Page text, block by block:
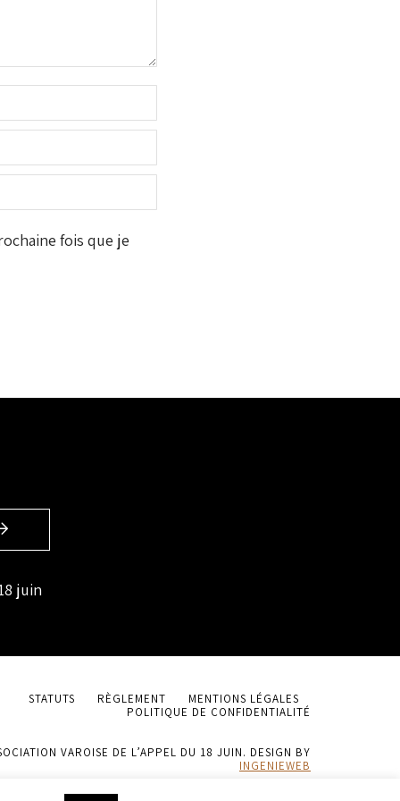
fois que je
juin
STATUTS RÈGLEMENT
MENTIONS LÉGALES
POLITIQUE DE CONFIDENTIALITÉ
VAROISE DE L’APPEL DU 18 JUIN. DESIGN BY
INGENIEWEB